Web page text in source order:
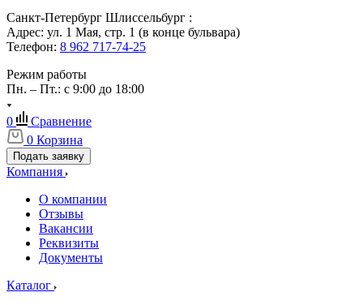
Санкт-Петербург Шлиссельбург :
Адрес: ул. 1 Мая, стр. 1 (в конце бульвара)
Телефон: 8 962 717-74-25
Режим работы
Пн. – Пт.: с 9:00 до 18:00
0
Сравнение
0 Корзина
Подать заявку
Компания
О компании
Отзывы
Вакансии
Реквизиты
Документы
Каталог